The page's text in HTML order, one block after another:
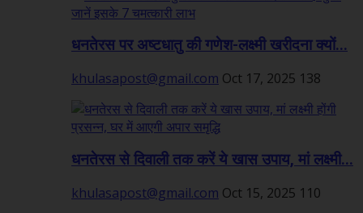
धनतेरस पर अष्टधातु की गणेश-लक्ष्मी खरीदना क्यों...
khulasapost@gmail.com Oct 17, 2025 138
धनतेरस से दिवाली तक करें ये खास उपाय, मां लक्ष्मी...
khulasapost@gmail.com Oct 15, 2025 110